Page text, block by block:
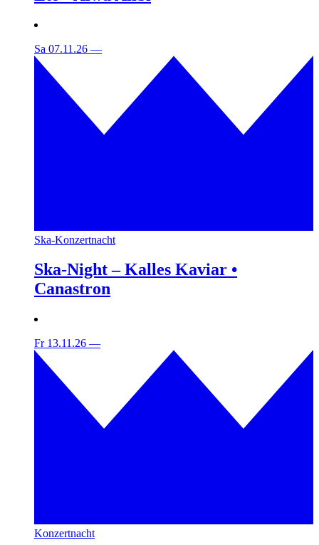
Sa 07.11.26 —
Ska-Konzertnacht
Ska-Night – Kalles Kaviar •
Canastron
Fr 13.11.26 —
Konzertnacht